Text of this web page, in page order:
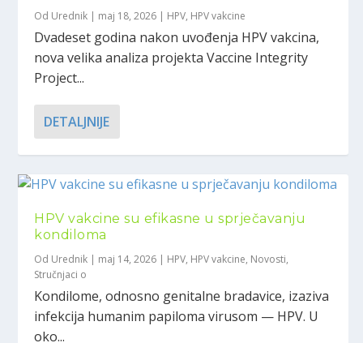
Od Urednik | maj 18, 2026 | HPV, HPV vakcine
Dvadeset godina nakon uvođenja HPV vakcina,
nova velika analiza projekta Vaccine Integrity
Project...
DETALJNIJE
HPV vakcine su efikasne u sprječavanju
kondiloma
Od Urednik | maj 14, 2026 | HPV, HPV vakcine, Novosti,
Stručnjaci o
Kondilome, odnosno genitalne bradavice, izaziva
infekcija humanim papiloma virusom — HPV. U
oko...